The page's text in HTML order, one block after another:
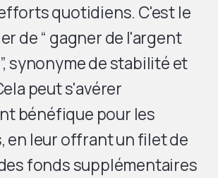
quotidiens. C'est le
de “ gagner de l'argent
synonyme de stabilité et
peut s'avérer
bénéfique pour les
en leur offrant un filet de
fonds supplémentaires